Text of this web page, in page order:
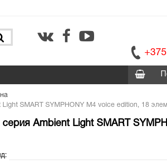
SMART SYMPHONY M4 voice edition, 18
Ambient Light SMART